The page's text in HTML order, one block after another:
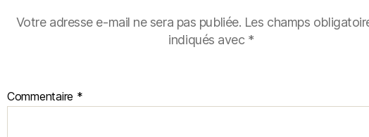
Votre adresse e-mail ne sera pas publiée. Les champs
indiqués avec *
Commentaire *